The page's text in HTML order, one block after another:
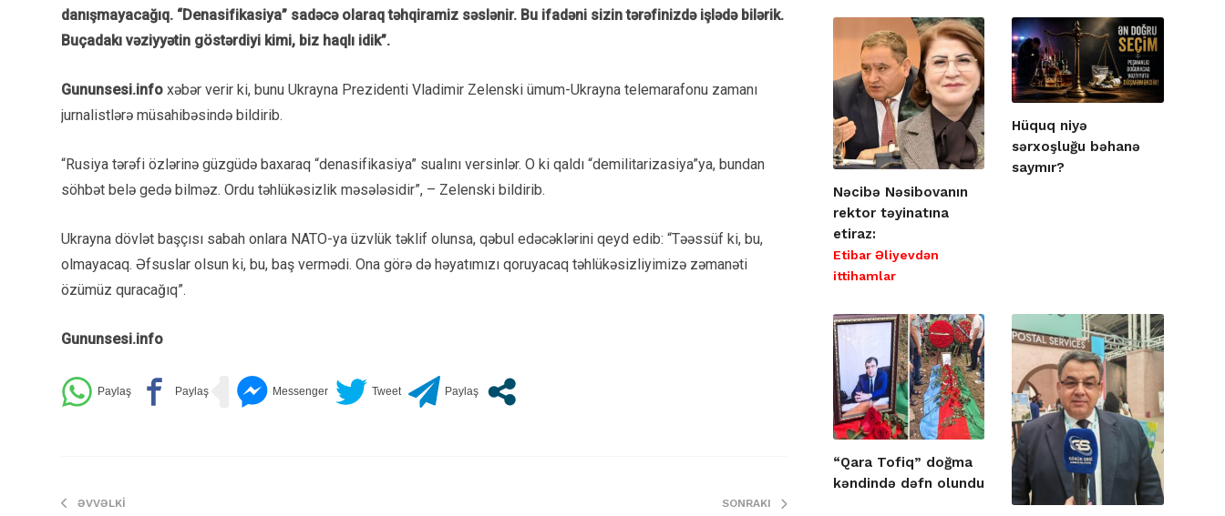
danışmayacağıq. “Denasifikasiya” sadəcə olaraq təhqiramiz səslənir. Bu ifadəni sizin tərəfinizdə işlədə bilərik.
Buçadakı vəziyyətin göstərdiyi kimi, biz haqlı idik”.
Gununsesi.info xəbər verir ki, bunu Ukrayna Prezidenti Vladimir Zelenski ümum-Ukrayna telemarafonu zamanı
jurnalistlərə müsahibəsində bildirib.
“Rusiya tərəfi özlərinə güzgüdə baxaraq “denasifikasiya” sualını versinlər. O ki qaldı “demilitarizasiya”ya, bundan
söhbət belə gedə bilməz. Ordu təhlükəsizlik məsələsidir”, – Zelenski bildirib.
Ukrayna dövlət başçısı sabah onlara NATO-ya üzvlük təklif olunsa, qəbul edəcəklərini qeyd edib: “Təəssüf ki, bu,
olmayacaq. Əfsuslar olsun ki, bu, baş vermədi. Ona görə də həyatımızı qoruyacaq təhlükəsizliyimizə zəmanəti
özümüz quracağıq”.
Gununsesi.info
ƏVVƏLKI SONRAKI
Nəcibə Nəsibovanın
rektor təyinatına
etiraz:
Etibar Əliyevdən
ittihamlar
Hüquq niyə
sərxoşluğu bəhanə
saymır?
“Qara Tofiq” doğma
kəndində dəfn olundu